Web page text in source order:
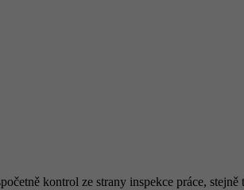
kontrol ze strany inspekce práce,